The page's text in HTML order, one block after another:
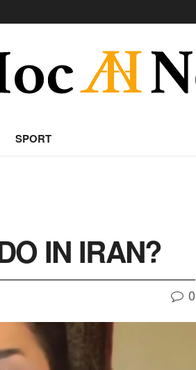
SPORT
IN IRAN?
0